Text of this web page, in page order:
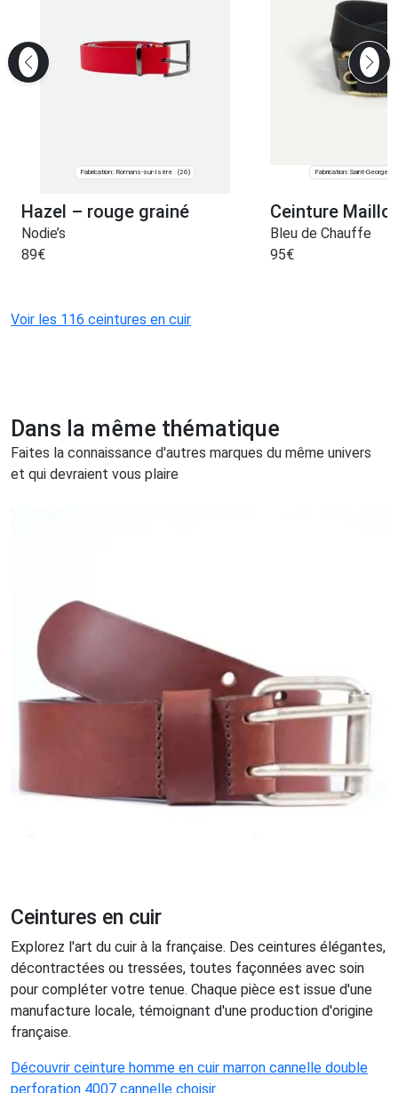
Fabrication: Romans-sur-Isère (26)
Hazel – rouge grainé
Nodie’s
89€
Fabrication: Saint-
Ceinture
Bleu de Chauffe
95€
Voir les 116 ceintures en cuir
Dans la même thématique
Faites la connaissance d'autres marques du même univers
et qui devraient vous plaire
Ceintures en cuir
Explorez l'art du cuir à la française. Des ceintures élégantes,
décontractées ou tressées, toutes façonnées avec soin
pour compléter votre tenue. Chaque pièce est issue d'une
manufacture locale, témoignant d'une production d'origine
française.
Découvrir ceinture homme en cuir marron cannelle double
perforation 4007 cannelle choisir